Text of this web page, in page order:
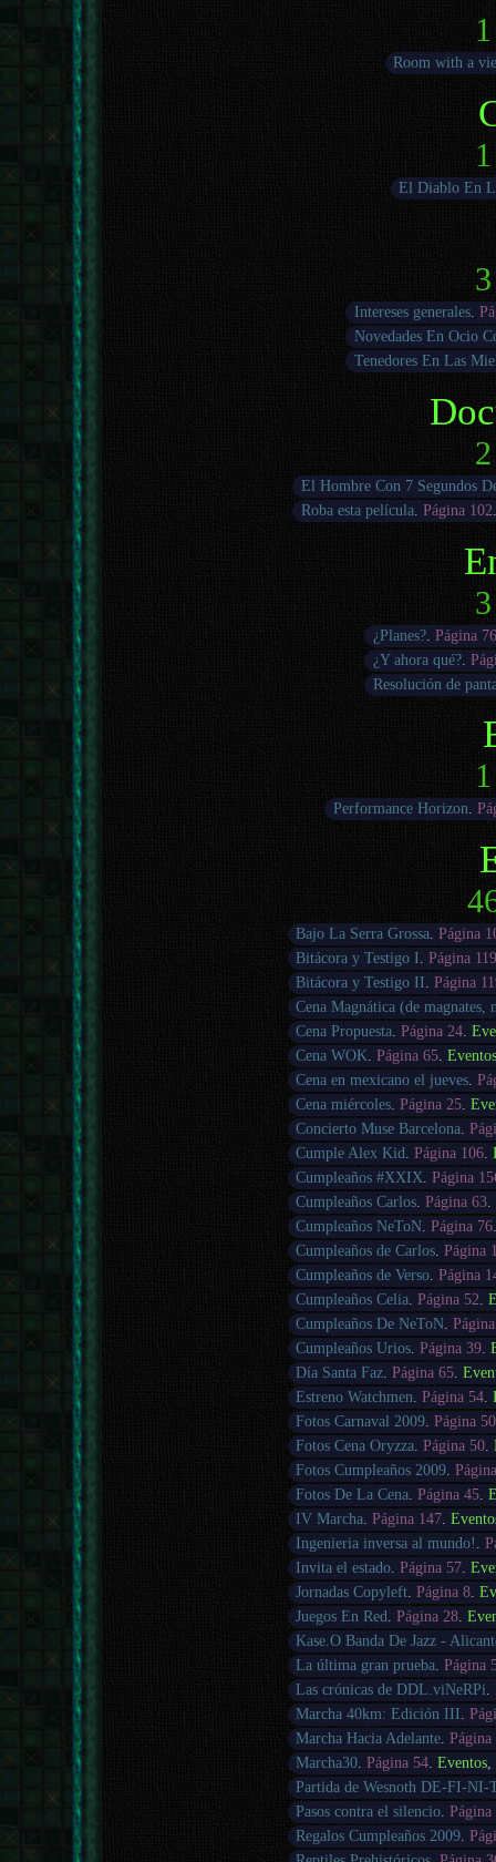
Room with a
El Diablo En
Intereses generales.
Novedades En Ocio
Tenedores En Las
El Hombre Con 7 Segundos
Roba esta película. Página 102
¿Planes?. Página 76
¿Y ahora qué?.
Resolución de
Performance Horizon.
Bajo La Serra Grossa .Página
Bitácora y Testigo I .Página
Bitácora y Testigo II .Página
Cena Magnática (de magnates,
Cena Propuesta .Página 24 .
Cena WOK .Página 65 .
Cena en mexicano el jueves .
Cena miércoles .Página 25 .
Concierto Muse Barcelona .
Cumple Alex Kid
.Página 106 .
Cumpleaños #XXIX .Página
Cumpleaños Carlos .Página 63
Cumpleaños NeToN .Página 76
Cumpleaños de Carlos .Página
Cumpleaños de Verso .Página
Cumpleaños Celia .Página 52 .
Cumpleaños De NeToN .
Cumpleaños Urios .Página 39 .
Día Santa Faz .Página 65 .
Estreno Watchmen .Página 54 .
Fotos Carnaval 2009 .Página 50
Fotos Cena Oryzza .Página 50 .
Fotos Cumpleaños 2009 .
Fotos De La Cena .Página 45 .
IV Marcha .Página 147 .
Ingenieria inversa al mundo!
.
Invita el estado .Página 57 .
Jornadas Copyleft .Página 8 .
Juegos En Red
.Página 28 .
Kase.O Banda De Jazz -
La última gran prueba .Página
Las crónicas de DDL.viNeRPi .
Marcha 40km: Edición III .
Marcha Hacia Adelante .Página
Marcha30 .Página 54 .Eventos
Partida de Wesnoth DE-FI-
Pasos contra el silencio .Página
Regalos Cumpleaños 2009 .